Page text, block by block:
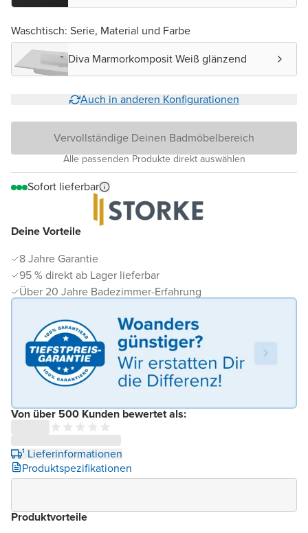
Deine Vorteile
8 Jahre Garantie
95 % direkt ab Lager lieferbar
Über 20 Jahre Badezimmer-Erfahrung
Von über 500 Kunden bewertet als:
¹ Lieferinformationen
Produktspezifikationen
Waschtisch: Serie, Material und Farbe
Diva Marmorkomposit Weiß glänzend
Auch in anderen Konfigurationen
Vervollständige Deinen Badmöbelbereich
Alle passenden Produkte direkt auswählen
Sofort lieferbar
Produktvorteile